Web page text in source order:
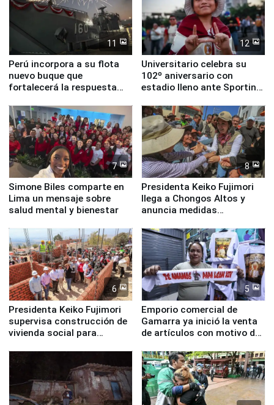
11
Perú incorpora a su flota
nuevo buque que
fortalecerá la respuesta
12
Universitario celebra su
102º aniversario con
estadio lleno ante Sporting
7
Simone Biles comparte en
Lima un mensaje sobre
salud mental y bienestar
8
Presidenta Keiko Fujimori
llega a Chongos Altos y
anuncia medidas
educación, salud y empleo
6
Presidenta Keiko Fujimori
supervisa construcción de
vivienda social para
5
Emporio comercial de
Gamarra ya inició la venta
de artículos con motivo de